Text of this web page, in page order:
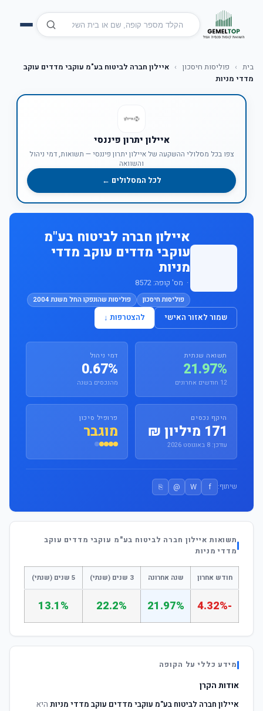
בית › פוליסות חיסכון › איילון חברה לביטוח בע"מ עוקבי מדדים עוקב
מדדי מניות
איילון יתרון פיננסי
צפו בכל מסלולי ההשקעה של איילון יתרון פיננסי — תשואות, דמי ניהול
והשוואה
לכל המסלולים ←
איילון חברה לביטוח בע"מ
עוקבי מדדים עוקב מדדי
מניות
· מס' קופה: 8572
פוליסות חיסכון פוליסות שהונפקו החל משנת 2004
שמור לאזור האישי להצטרפות ↓
תשואה שנתית
21.97%
12 חודשים אחרונים
דמי ניהול
0.67%
מהנכסים בשנה
היקף נכסים
171 מיליון ₪
עודכן: 8 באוגוסט 2026
פרופיל סיכון
מוגבר
שיתוף: f
W
@
⎘
תשואות איילון חברה לביטוח בע"מ עוקבי מדדים עוקב
מדדי מניות
חודש אחרון שנה אחרונה 3 שנים (שנתי) 5 שנים (שנתי)
-4.32%
21.97%
22.2%
13.1%
מידע כללי על הקופה
אודות הקרן
איילון חברה לביטוח בע"מ עוקבי מדדים עוקב מדדי מניות היא